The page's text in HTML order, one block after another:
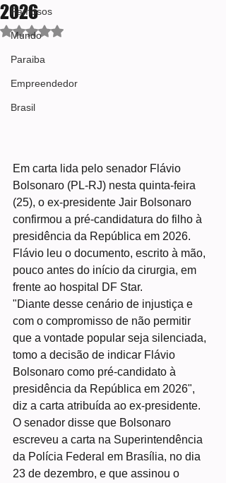
Famosos
Mundo
Paraiba
Empreendedor
Brasil
2026
Avaliado com NaN de 5 estrelas.
Em carta lida pelo senador Flávio
Bolsonaro (PL-RJ) nesta quinta-feira
(25), o ex-presidente Jair Bolsonaro
confirmou a pré-candidatura do filho à
presidência da República em 2026.
Flávio leu o documento, escrito à mão,
pouco antes do início da cirurgia, em
frente ao hospital DF Star.
"Diante desse cenário de injustiça e
com o compromisso de não permitir
que a vontade popular seja silenciada,
tomo a decisão de indicar Flávio
Bolsonaro como pré-candidato à
presidência da República em 2026",
diz a carta atribuída ao ex-presidente.
O senador disse que Bolsonaro
escreveu a carta na Superintendência
da Polícia Federal em Brasília, no dia
23 de dezembro, e que assinou o